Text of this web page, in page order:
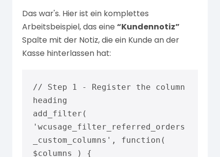
Das war's. Hier ist ein komplettes
Arbeitsbeispiel, das eine “Kundennotiz”
Spalte mit der Notiz, die ein Kunde an der
Kasse hinterlassen hat:
// Step 1 - Register the column
heading
add_filter(
'wcusage_filter_referred_orders
_custom_columns', function(
$columns ) {